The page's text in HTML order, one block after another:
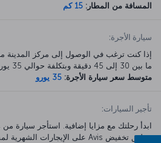
المسافة من المطار: 15 كم
سيارة الأجرة:
إذا كنت ترغب في الوصول إلى مركز المدينة
ما بين 30 إلى 45 دقيقة وبتكلفة حوالي 35 يورو.
متوسط سعر سيارة الأجرة: 35 يورو
تأجير السيارات:
ينطبق تخفيض Avis على الإيجارات الشهرية لمسافة 4,000 ميل.